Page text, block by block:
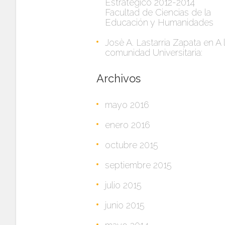
Estratégico 2012-2014
Facultad de Ciencias de la
Educación y Humanidades
Josè A. Lastarria Zapata en A
comunidad Universitaria:
Archivos
mayo 2016
enero 2016
octubre 2015
septiembre 2015
julio 2015
junio 2015